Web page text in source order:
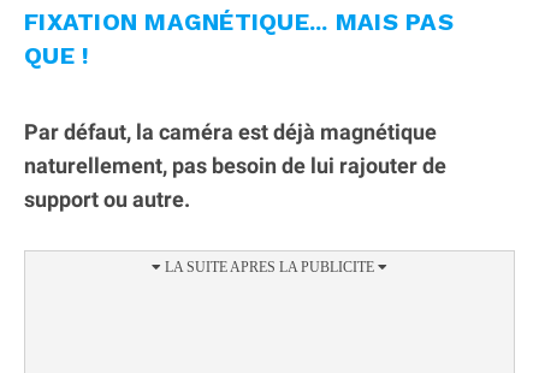
FIXATION MAGNÉTIQUE... MAIS PAS
QUE !
Par défaut, la caméra est déjà magnétique
naturellement, pas besoin de lui rajouter de
support ou autre.